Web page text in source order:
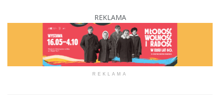
REKLAMA
REKLAMA